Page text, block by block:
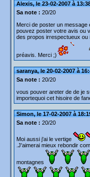
Alexis, le 23-02-2007 à
Sa note : 20/20
Merci de poster un message
pouvez poster votre avis ou
des propos irrespectueux
préavis. Merci ;)
saranya, le 20-02-2007 à
Sa note : 20/20
vous pouver areter de de je
importequoi cet hisoire de
Simon, le 17-02-2007 à
Sa note : 20/20
Moi aussi j'ai le vertige
.J'aimerai mieux rebondir
montagnes